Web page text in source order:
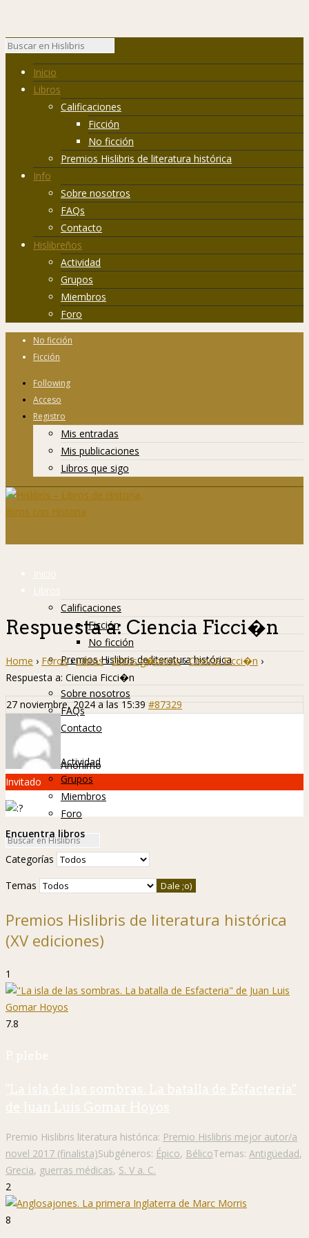
Inicio
Libros
Calificaciones
Ficción
No ficción
Premios Hislibris de literatura histórica
Info
Sobre nosotros
FAQs
Contacto
Hislibreños
Actividad
Grupos
Miembros
Foro
No ficción
Ficción
Following
Acceso
Registro
Mis entradas
Mis publicaciones
Libros que sigo
Inicio
Libros
Calificaciones
Ficción
No ficción
Premios Hislibris de literatura histórica
Info
Sobre nosotros
FAQs
Contacto
Hislibreños
Actividad
Grupos
Miembros
Foro
Respuesta a: Ciencia Ficci�n
Home › Foros › Libros › Otros g�neros › Ciencia Ficci�n ›
Respuesta a: Ciencia Ficci�n
27 noviembre, 2024 a las 15:39 #87329
Anónimo
Invitado
Encuentra libros
Categorías
Temas
Premios Hislibris de literatura histórica
(XV ediciones)
1
7.8
P. plebe
"La isla de las sombras. La batalla de Esfacteria"
de Juan Luis Gomar Hoyos
Premio Hislibris literatura histórica: Premio Hislibris mejor autor/a
novel 2017 (finalista)Subgéneros: Épico, BélicoTemas: Antigüedad,
Grecia, guerras médicas, S. V a. C.
2
8